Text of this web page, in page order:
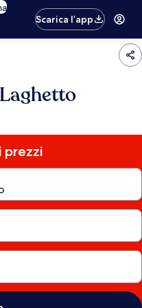
Scarica l’app
prezzi